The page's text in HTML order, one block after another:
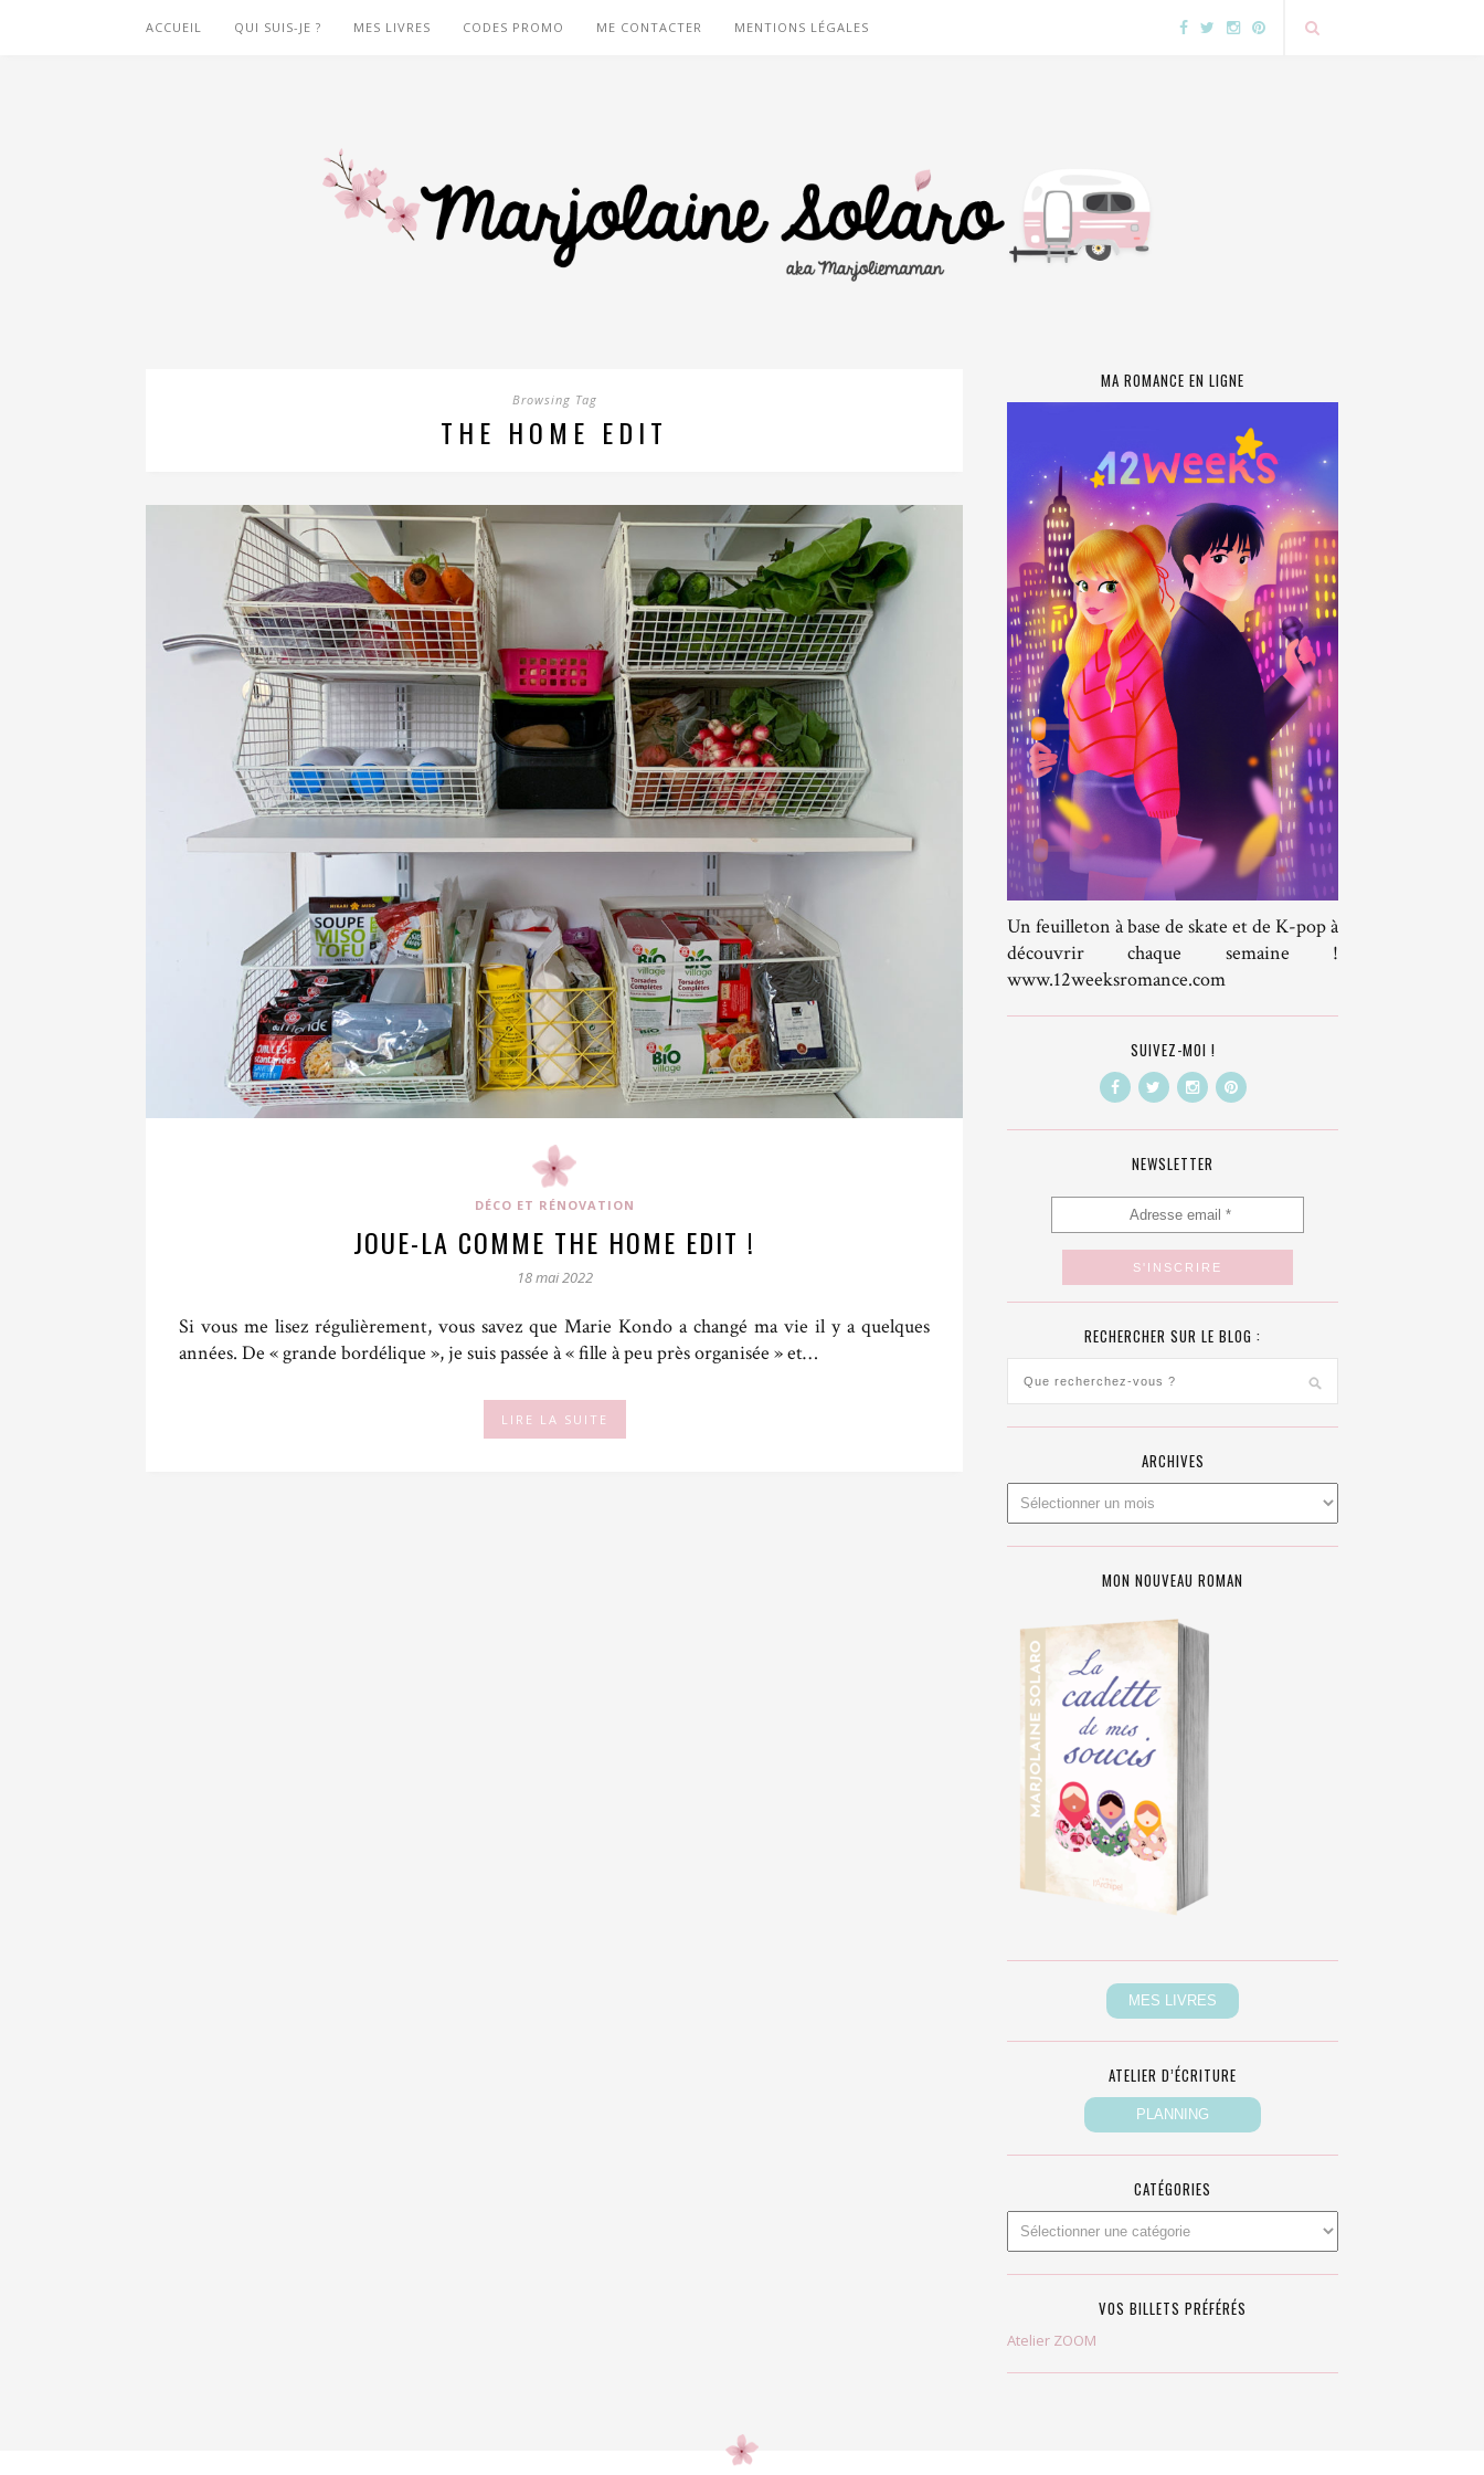
ACCUEIL QUI SUIS-JE ? MES LIVRES CODES PROMO ME CONTACTER MENTIONS LÉGALES
Browsing Tag
THE HOME EDIT
DÉCO ET RÉNOVATION
JOUE-LA COMME THE HOME EDIT !
18 mai 2022
Si vous me lisez régulièrement, vous savez que Marie Kondo a changé ma vie il y a quelques
années. De « grande bordélique », je suis passée à « fille à peu près organisée » et…
LIRE LA SUITE
MA ROMANCE EN LIGNE
Un feuilleton à base de skate et de K-pop à
découvrir chaque semaine !
www.12weeksromance.com
SUIVEZ-MOI !
NEWSLETTER
RECHERCHER SUR LE BLOG :
ARCHIVES
MON NOUVEAU ROMAN
ATELIER D’ÉCRITURE
CATÉGORIES
VOS BILLETS PRÉFÉRÉS
Atelier ZOOM